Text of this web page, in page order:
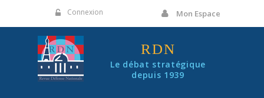
Connexion Mon Espace
RDN
Le débat stratégique
depuis 1939